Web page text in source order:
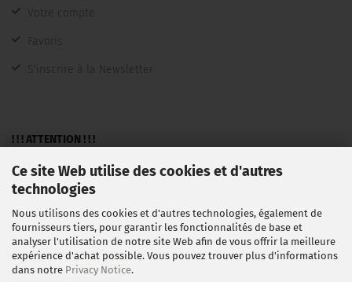
Ce site Web utilise des cookies et d'autres
technologies
Nous utilisons des cookies et d'autres technologies, également de
fournisseurs tiers, pour garantir les fonctionnalités de base et
analyser l'utilisation de notre site Web afin de vous offrir la meilleure
expérience d'achat possible. Vous pouvez trouver plus d'informations
dans notre Privacy Notice.
Votre compte
Favoris
S'inscrire à la Newsletter
! ! ! ATTENTION ! ! !
Une vente n'est faite qu'aux entrepreneurs, commerçants,
pigistes, institutions publiques et non en tant que
consommateurs au sens large §13BGB.